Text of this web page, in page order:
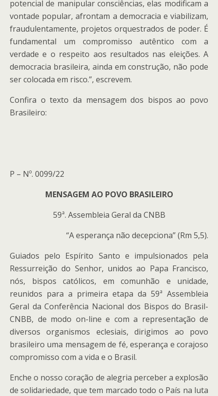
potencial de manipular consciências, elas modificam a
vontade popular, afrontam a democracia e viabilizam,
fraudulentamente, projetos orquestrados de poder. É
fundamental um compromisso autêntico com a
verdade e o respeito aos resultados nas eleições. A
democracia brasileira, ainda em construção, não pode
ser colocada em risco.”, escrevem.
Confira o texto da mensagem dos bispos ao povo
Brasileiro:
P – Nº. 0099/22
MENSAGEM AO POVO BRASILEIRO
59ª. Assembleia Geral da CNBB
“A esperança não decepciona” (Rm 5,5).
Guiados pelo Espírito Santo e impulsionados pela
Ressurreição do Senhor, unidos ao Papa Francisco,
nós, bispos católicos, em comunhão e unidade,
reunidos para a primeira etapa da 59ª Assembleia
Geral da Conferência Nacional dos Bispos do Brasil-
CNBB, de modo on-line e com a representação de
diversos organismos eclesiais, dirigimos ao povo
brasileiro uma mensagem de fé, esperança e corajoso
compromisso com a vida e o Brasil.
Enche o nosso coração de alegria perceber a explosão
de solidariedade, que tem marcado todo o País na luta